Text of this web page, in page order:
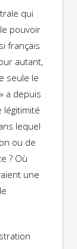
qui
pouvoir
français
autant,
seule le
a depuis
légitimité
lequel
ou de
? Où
une